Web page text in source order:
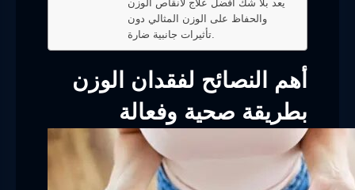
يعد بلا شك أفضل علاج لانقاص الوزن
والحفاظ على الوزن المثالي دون
أهم النصائح لفقدان الوزن
بطريقة صحية وفعالة